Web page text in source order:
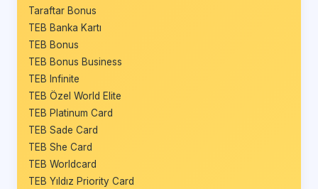
Taraftar Bonus
TEB Banka Kartı
TEB Bonus
TEB Bonus Business
TEB Infinite
TEB Özel World Elite
TEB Platinum Card
TEB Sade Card
TEB She Card
TEB Worldcard
TEB Yıldız Priority Card